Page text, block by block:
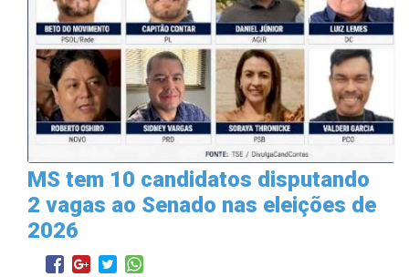
MS tem 10 candidatos disputando
2 vagas ao Senado nas eleições de
2026